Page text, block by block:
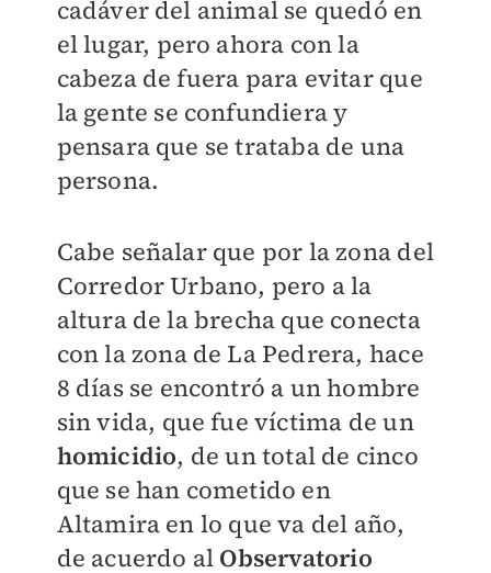
cadáver del animal se quedó en
el lugar, pero ahora con la
cabeza de fuera para evitar que
la gente se confundiera y
pensara que se trataba de una
persona.
Cabe señalar que por la zona del
Corredor Urbano, pero a la
altura de la brecha que conecta
con la zona de La Pedrera, hace
8 días se encontró a un hombre
sin vida, que fue víctima de un
homicidio, de un total de cinco
que se han cometido en
Altamira en lo que va del año,
de acuerdo al Observatorio